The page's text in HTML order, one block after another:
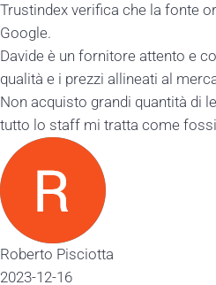
Trustindex verifica che la fonte
Google.
Davide è un fornitore attento e
qualità e i prezzi allineati al
Non acquisto grandi quantità di
tutto lo staff mi tratta come
Roberto Pisciotta
2023-12-16